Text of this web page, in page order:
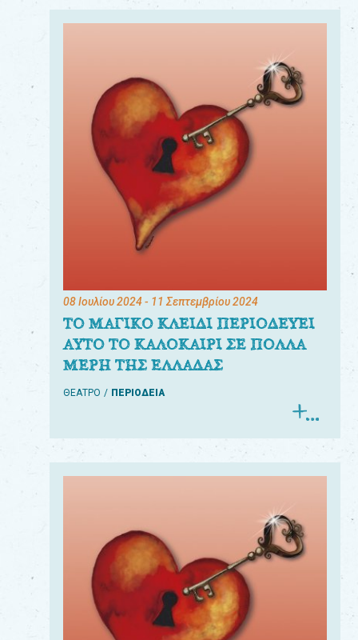
08 Ιουλίου 2024- 11 Σεπτεμβρίου 2024
ΤΟ ΜΑΓΙΚΟ ΚΛΕΙΔΙ ΠΕΡΙΟΔΕΥΕΙ
ΑΥΤΟ ΤΟ ΚΑΛΟΚΑΙΡΙ ΣΕ ΠΟΛΛΑ
ΜΕΡΗ ΤΗΣ ΕΛΛΑΔΑΣ
ΘΕΑΤΡΟ ΠΕΡΙΟΔΕΙΑ